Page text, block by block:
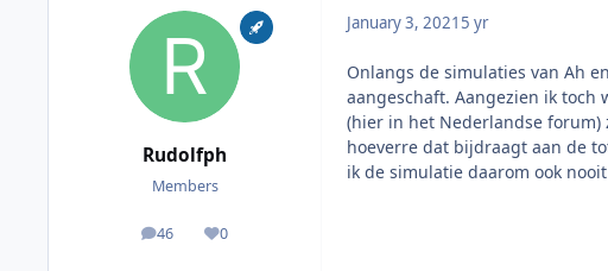
Rudolfph
Members
46
posts 0
Reputation
January 3, 2021 5 yr
Onlangs de simulaties van Ah
aangeschaft. Aangezien ik
(hier in het Nederlandse
hoeverre dat bijdraagt aan de
ik de simulatie daarom ook